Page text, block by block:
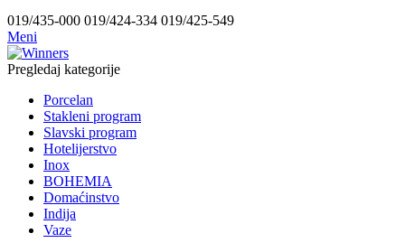
019/435-000 019/424-334 019/425-549
Meni
Pregledaj kategorije
Porcelan
Stakleni program
Slavski program
Hotelijerstvo
Inox
BOHEMIA
Domaćinstvo
Indija
Vaze